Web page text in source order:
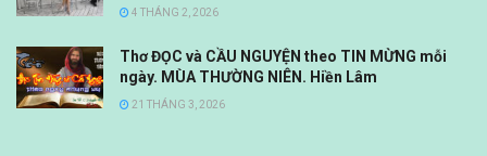
4 THÁNG 2, 2026
Thơ ĐỌC và CẦU NGUYỆN theo TIN MỪNG mỗi
ngày. MÙA THƯỜNG NIÊN. Hiền Lâm
21 THÁNG 3, 2026